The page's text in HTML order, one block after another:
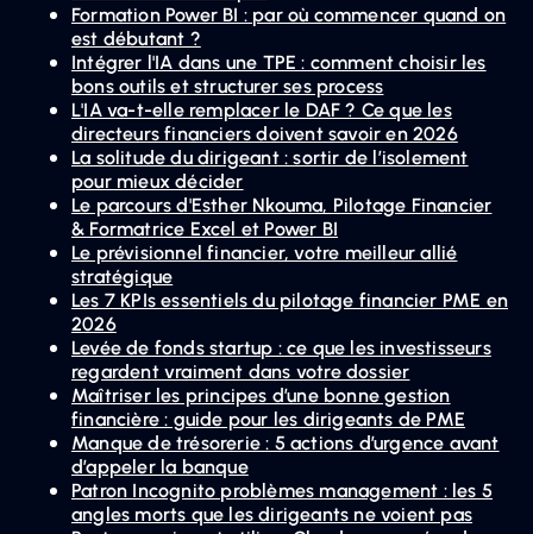
Formation Power BI : par où commencer quand on
est débutant ?
Intégrer l'IA dans une TPE : comment choisir les
bons outils et structurer ses process
L'IA va-t-elle remplacer le DAF ? Ce que les
directeurs financiers doivent savoir en 2026
La solitude du dirigeant : sortir de l’isolement
pour mieux décider
Le parcours d'Esther Nkouma, Pilotage Financier
& Formatrice Excel et Power BI
Le prévisionnel financier, votre meilleur allié
stratégique
Les 7 KPIs essentiels du pilotage financier PME en
2026
Levée de fonds startup : ce que les investisseurs
regardent vraiment dans votre dossier
Maîtriser les principes d’une bonne gestion
financière : guide pour les dirigeants de PME
Manque de trésorerie : 5 actions d’urgence avant
d’appeler la banque
Patron Incognito problèmes management : les 5
angles morts que les dirigeants ne voient pas